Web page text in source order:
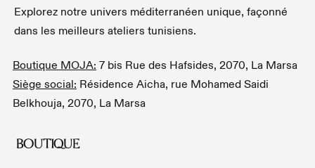
Explorez notre univers méditerranéen unique, façonné
dans les meilleurs ateliers tunisiens.
Boutique MOJA: 7 bis Rue des Hafsides, 2070, La Marsa
Siège social: Résidence Aicha, rue Mohamed Saidi
Belkhouja, 2070, La Marsa
BOUTIQUE